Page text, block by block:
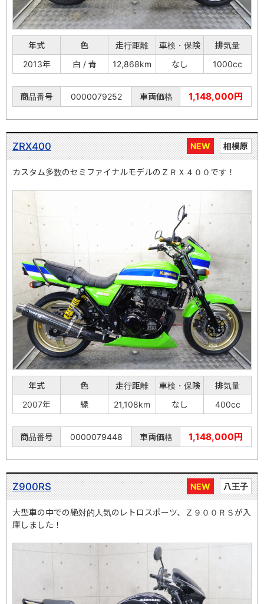
年式 色 走行距離 車検・保険
排気量
2013年
白 / 青 12,868km なし 1000cc
商品番号 0000079252 車両価格 1,148,000円
NEW 相模原
ZRX400
カスタム多数のセミファイナルモデルのＺＲＸ４００です！
年式 色 走行距離 車検・保険
排気量
2007年
緑 21,108km なし 400cc
商品番号 0000079448 車両価格 1,148,000円
NEW 八王子
Z900RS
大型車の中での絶対的人気のレトロスポーツ、Ｚ９００ＲＳが入
庫しました！